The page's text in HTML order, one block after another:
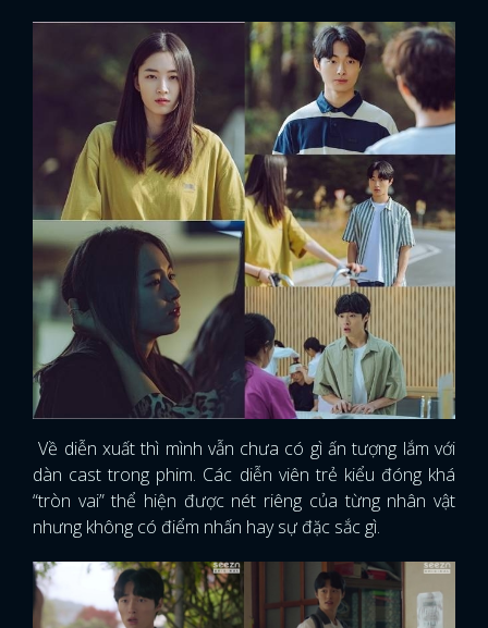
Về diễn xuất thì mình vẫn chưa có gì ấn tượng lắm với
dàn cast trong phim. Các diễn viên trẻ kiểu đóng khá
“tròn vai” thể hiện được nét riêng của từng nhân vật
nhưng không có điểm nhấn hay sự đặc sắc gì.